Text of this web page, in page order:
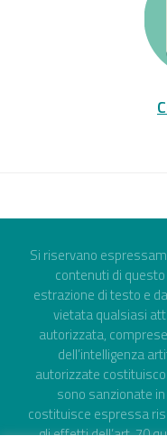
Si riservano
contenuti di
estrazione di testo e
vietata qualsiasi
autorizzata,
dell’intelligenza
autorizzate
sono sanzionate
costituisce espressa